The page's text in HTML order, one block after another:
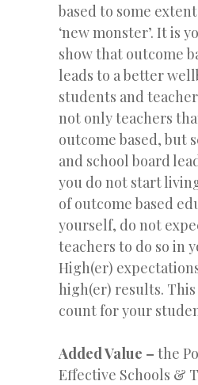
based to some
‘new monster’. It is
show that outcome
leads to a better
students and
not only teachers
outcome based, but
and school board
you do not start
of outcome based
yourself, do not
teachers to do so in
High(er)
high(er) results.
count for your
Added Value – the
Effective Schools &